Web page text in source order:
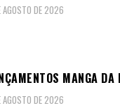
AGOSTO DE 2026
MANGA DA
AGOSTO DE 2026